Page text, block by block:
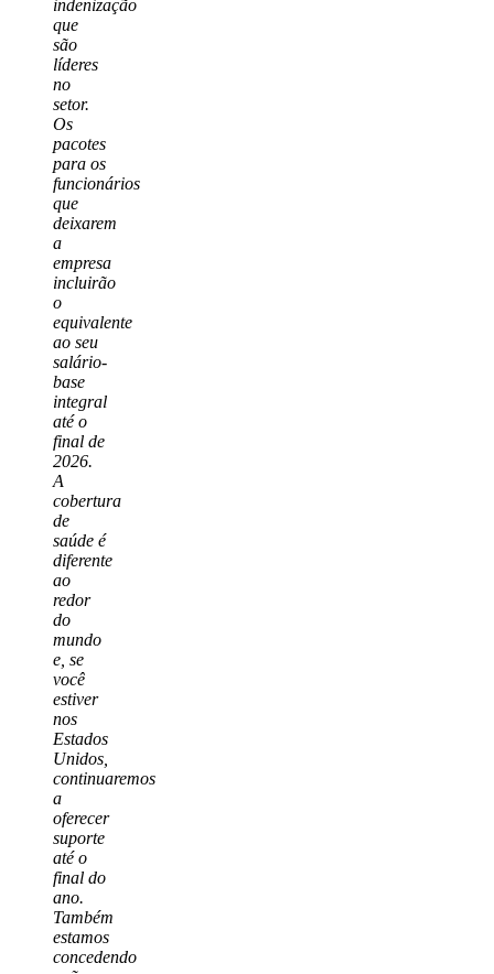
indenização
que
são
líderes
no
setor.
Os
pacotes
para os
funcionários
que
deixarem
a
empresa
incluirão
o
equivalente
ao seu
salário-
base
integral
até o
final de
2026.
A
cobertura
de
saúde é
diferente
ao
redor
do
mundo
e, se
você
estiver
nos
Estados
Unidos,
continuaremos
a
oferecer
suporte
até o
final do
ano.
Também
estamos
concedendo